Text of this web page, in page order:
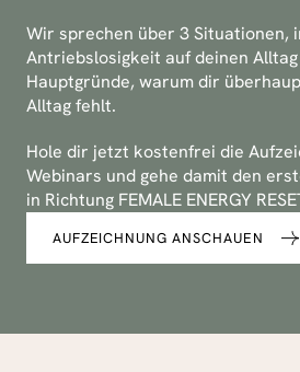
Wir sprechen über 3 Situationen,
Antriebslosigkeit auf deinen
Hauptgründe, warum dir
Alltag fehlt.
Hole dir jetzt kostenfrei die
Webinars und gehe damit den
in Richtung FEMALE ENERGY
AUFZEICHNUNG ANSCHAUEN